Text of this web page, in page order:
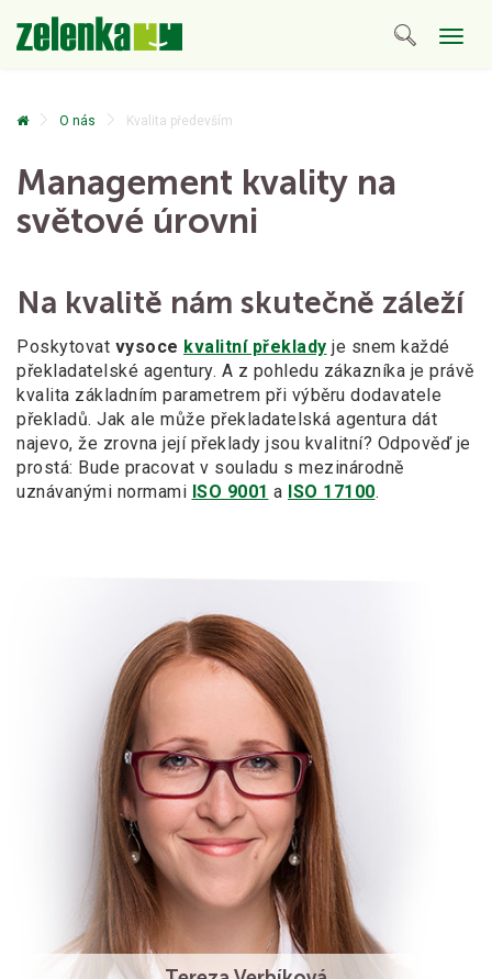
O nás Kvalita především
Management kvality na
světové úrovni
Na kvalitě nám skutečně záleží
Poskytovat vysoce kvalitní překlady je snem každé
překladatelské agentury. A z pohledu zákazníka je právě
kvalita základním parametrem při výběru dodavatele
překladů. Jak ale může překladatelská agentura dát
najevo, že zrovna její překlady jsou kvalitní? Odpověď je
prostá: Bude pracovat v souladu s mezinárodně
uznávanými normami ISO 9001 a ISO 17100.